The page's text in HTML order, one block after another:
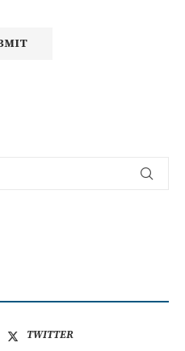
TWITTER